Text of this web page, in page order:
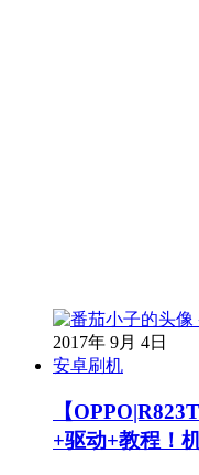
2017年 9月 4日
安卓刷机
【
+驱动+教程！